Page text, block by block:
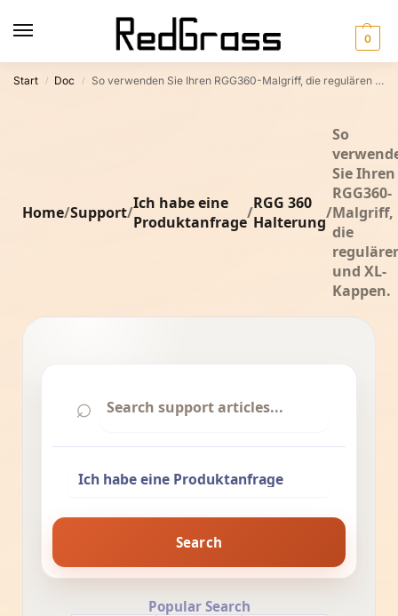
0
Start / Doc / So verwenden Sie Ihren RGG360-Malgriff, die regulären und XL-Kappen.
Home/Support/Ich habe eine
Produktanfrage/RGG 360
Halterung/
So
Sie Ihren
RGG360-
Malgriff,
die
und XL-
Kappen.
⌕
Search
Popular Search